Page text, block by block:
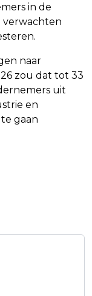
in de
verwachten
naar
zou dat tot 33
uit
en
gaan
MEER